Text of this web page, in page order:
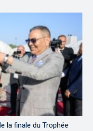
la finale du Trophée